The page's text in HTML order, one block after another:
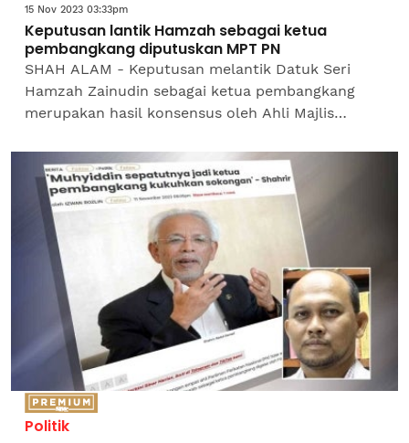
15 Nov 2023 03:33pm
Keputusan lantik Hamzah sebagai ketua
pembangkang diputuskan MPT PN
SHAH ALAM - Keputusan melantik Datuk Seri
Hamzah Zainudin sebagai ketua pembangkang
merupakan hasil konsensus oleh Ahli Majlis
Ketua Penerangan PN...
Politik